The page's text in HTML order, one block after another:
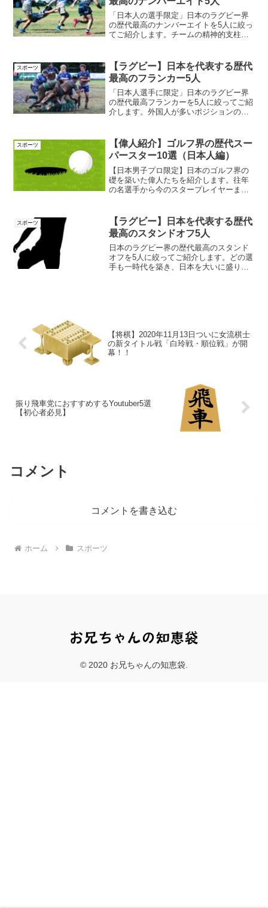
「日本人の選手限定」日本のラグビー界
の歴代最高のナンバーエイトを5人に絞っ
てご紹介します。チームの精神的支柱と
付けないポジションのため、まさに精鋭
揃いです。是非、チェックしてみてくだ
さい！
スポーツ
【ラグビー】日本を代表する歴代
最高のフランカー5人
「日本人選手に限定」日本のラグビー界
の歴代最高フランカーを5人に絞ってご紹
介します。外国人が多いポジションの
ださい！
スポーツ
【偉人紹介】ゴルフ界の歴代スー
パースター10選（日本人編）
【日本男子プロ限定】日本のゴルフ界の
礎を築いた偉人たちを紹介します。往年
の名選手から今のスタープレイヤーま
りません。世界で十分戦えます。
スポーツ
【ラグビー】日本を代表する歴代
最高のスタンドオフ5人
日本のラグビー界の歴代最高のスタンド
オフを5人に絞ってご紹介します。どの選
手も一時代を築き、日本を大いに盛り上
【将棋】2020年11月13日ついに女流棋士
の新タイトル戦「白玲戦・順位戦」が開
幕！！
振り飛車党におすすめするYoutuber5選
【初心者必見】
コメント
コメントを書き込む
ホーム スポーツ
© 2020 お兄ちゃんの知恵袋.